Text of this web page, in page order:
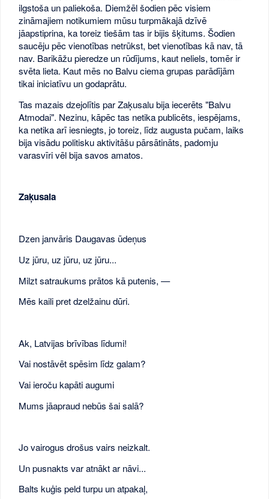
ilgstoša un paliekoša. Diemžēl šodien pēc visiem
zināmajiem notikumiem mūsu turpmākajā dzīvē
jāapstiprina, ka toreiz tiešām tas ir bijis šķitums. Šodien
saucēju pēc vienotības netrūkst, bet vienotības kā nav, tā
nav. Barikāžu pieredze un rūdījums, kaut neliels, tomēr ir
svēta lieta. Kaut mēs no Balvu ciema grupas parādījām
tikai iniciatīvu un godaprātu.
Tas mazais dzejolītis par Zaķusalu bija iecerēts "Balvu
Atmodai". Nezinu, kāpēc tas netika publicēts, iespējams,
ka netika arī iesniegts, jo toreiz, līdz augusta pučam, laiks
bija visādu politisku aktivitāšu pārsātināts, padomju
varasvīri vēl bija savos amatos.
Zaķusala
Dzen janvāris Daugavas ūdeņus
Uz jūru, uz jūru, uz jūru...
Milzt satraukums prātos kā putenis, —
Mēs kaili pret dzelžainu dūri.
Ak, Latvijas brīvības līdumi!
Vai nostāvēt spēsim līdz galam?
Vai ieroču kapāti augumi
Mums jāapraud nebūs šai salā?
Jo vairogus drošus vairs neizkalt.
Un pusnakts var atnākt ar nāvi...
Balts kuģis peld turpu un atpakaļ,